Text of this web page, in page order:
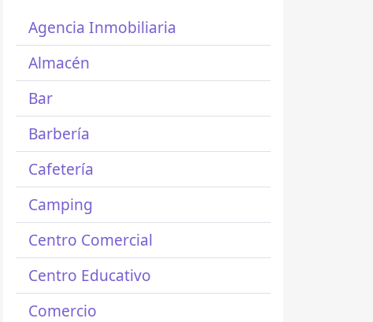
Agencia Inmobiliaria
Almacén
Bar
Barbería
Cafetería
Camping
Centro Comercial
Centro Educativo
Comercio